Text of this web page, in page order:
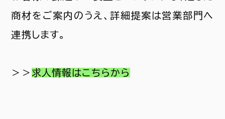
商材をご案内のうえ、詳細提案は営業部門へ
連携します。
＞＞ 求人情報はこちらから